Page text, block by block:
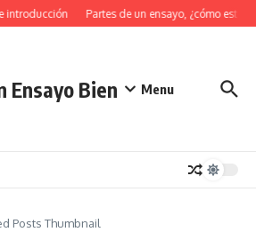
introducción Partes de un ensayo, ¿cómo
Ensayo Bien Menu
Posts Thumbnail